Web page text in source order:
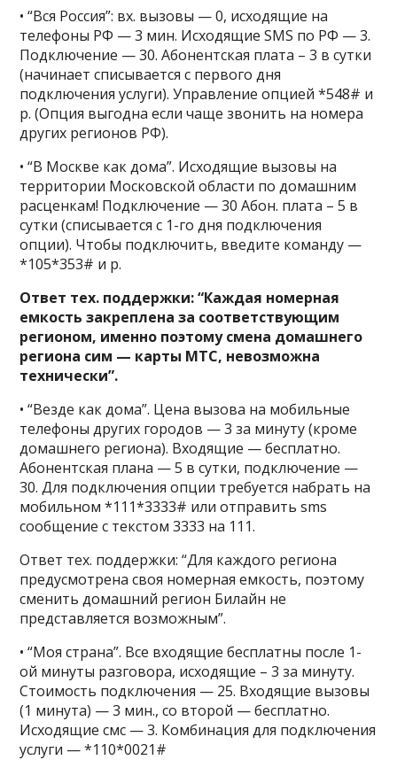
• “Вся Россия”: вх. вызовы — 0, исходящие на
телефоны РФ — 3 мин. Исходящие SMS по РФ — 3.
Подключение — 30. Абонентская плата – 3 в сутки
(начинает списывается с первого дня
подключения услуги). Управление опцией *548# и
p. (Опция выгодна если чаще звонить на номера
других регионов РФ).
• “В Москве как дома”. Исходящие вызовы на
территории Московской области по домашним
расценкам! Подключение — 30 Абон. плата – 5 в
сутки (списывается с 1-го дня подключения
опции). Чтобы подключить, введите команду —
*105*353# и p.
Ответ тех. поддержки: “Каждая номерная
емкость закреплена за соответствующим
регионом, именно поэтому смена домашнего
региона сим — карты МТС, невозможна
технически”.
• “Везде как дома”. Цена вызова на мобильные
телефоны других городов — 3 за минуту (кроме
домашнего региона). Входящие — бесплатно.
Абонентская плана — 5 в сутки, подключение —
30. Для подключения опции требуется набрать на
мобильном *111*3333# или отправить sms
сообщение с текстом 3333 на 111.
Ответ тех. поддержки: “Для каждого региона
предусмотрена своя номерная емкость, поэтому
сменить домашний регион Билайн не
представляется возможным”.
• “Моя страна”. Все входящие бесплатны после 1-
ой минуты разговора, исходящие – 3 за минуту.
Стоимость подключения — 25. Входящие вызовы
(1 минута) — 3 мин., со второй — бесплатно.
Исходящие смс — 3. Комбинация для подключения
услуги — *110*0021#